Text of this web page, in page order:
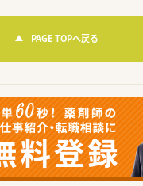
PAGE TOPへ戻る